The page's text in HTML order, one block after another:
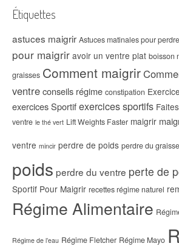
Étiquettes
astuces maigrir Astuces matinales pour
pour maigrir avoir un ventre plat boisson
graisses Comment maigrir
ventreconseils régime constipation
exercices Sportifexercices sportifs
ventre le thé vert Lift Weights Faster maigrir
ventre mincir perdre de poids perdre du graisse
poids perdre du ventre perte de
Sportif Pour Maigrir recettes régime naturel
Régime Alimentaire
Régime de l’eau Régime Fletcher Régime Mayo